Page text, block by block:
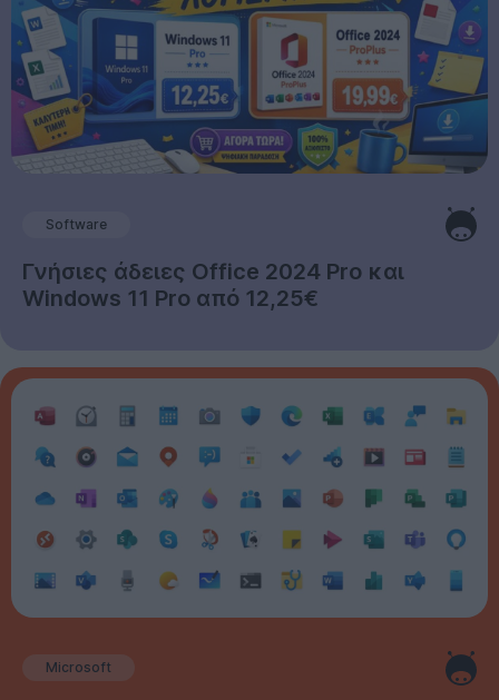
Software
Γνήσιες άδειες Office 2024 Pro και
Windows 11 Pro από 12,25€
Microsoft